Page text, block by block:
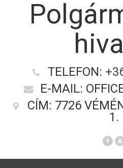
TELEFON:
E-MAIL:
CÍM: 7726
1.